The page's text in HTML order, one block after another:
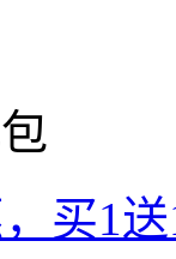
买1